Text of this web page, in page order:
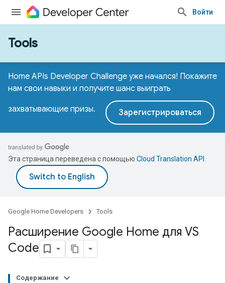
Войти
Tools
Home APIs Developer Challenge уже начался! Покажите
нам свои навыки и получите шанс выиграть
захватывающие призы. Зарегистрироваться
Эта страница переведена с помощью Cloud Translation API
Google Home Developers Tools
Расширение Google Home для VS
Code
Содержание